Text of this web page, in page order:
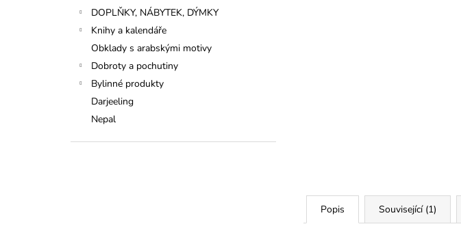
DOPLŇKY, NÁBYTEK, DÝMKY
Knihy a kalendáře
Obklady s arabskými motivy
Dobroty a pochutiny
Bylinné produkty
Darjeeling
Nepal
Popis Související (1)